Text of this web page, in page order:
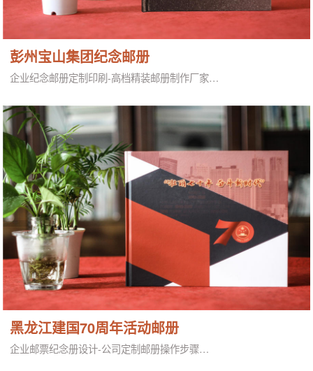
彭州宝山集团纪念邮册
企业纪念邮册定制印刷-高档精装邮册制作厂家…
黑龙江建国70周年活动邮册
企业邮票纪念册设计-公司定制邮册操作步骤…